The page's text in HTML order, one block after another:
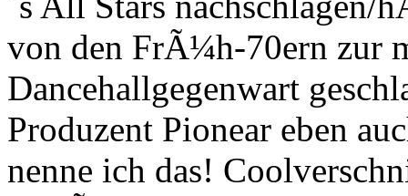
von den FrÃ¼h-70ern zur
Dancehallgegenwart
Produzent Pionear eben
nenne ich das!